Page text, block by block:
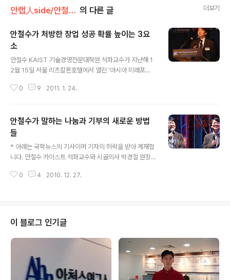
안랩人side/안철수 창업자 의 다른 글 더보기
안철수가 처방한 창업 성공 확률 높이는 3요
소
안철수 KAIST 기술경영전문대학원 석좌교수가 지난해 1
2월 15일 서울 리츠칼튼호텔에서 열린 '아시아 미래포
발표를 했다. 그는 우리나라에서 중소벤처기업이 실패할
전을 내놓았다. 안 교수는 창업이 안 되고 실패 확률이 높은
이유로는 경영진 스스로 경험과 지식이 부족한 것, 산업적·
사회적 지원 인프라의 허약함, 대기업과 중소기업 간 불공
정 거래 관행을 들었다. 또한 구조적인 문제가 상존함에도
아서 팀을 이루고, 내가 만들고 싶은 제품이 아니라 사용자
0 9 2011. 1. 24.
안철수가 말하는 나눔과 기부의 새로운 방법
들
* 아래는 국학뉴스의 기사이며 기자의 허락을 받아 게재합
니다. 안철수 카이스트 석좌교수와 시골의사 박경철 원장
년 기념 컨퍼런스의 마지막 연사로 나선 두 사람이 대한민
어로 사회의 모순을 해결하는 나눔에 대해 토론했다. (아래
는 두 사람의 대담 원문) 시골의사 박경철 원장 (이하 박) 어
린시절 굉장히 어렵게 자랐습니다. 그 시절에는 모두가 힘
들었지만, 마음이 넉넉했지요. 그 때는 그 누구도 나눔에 대
해 이야기하지 않았던 것 같습니다. 안 교수님 말씀처럼 지
금 나눔이 화두가 되는 이..
0 4 2010. 12. 27.
이 블로그 인기글